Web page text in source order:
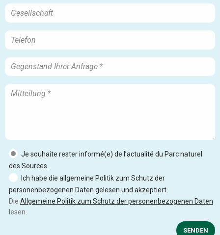
Je souhaite rester informé(e) de l’actualité du Parc naturel
des Sources.
Ich habe die allgemeine Politik zum Schutz der
personenbezogenen Daten gelesen und akzeptiert.
Die Allgemeine Politik zum Schutz der personenbezogenen Daten
lesen.
SENDEN